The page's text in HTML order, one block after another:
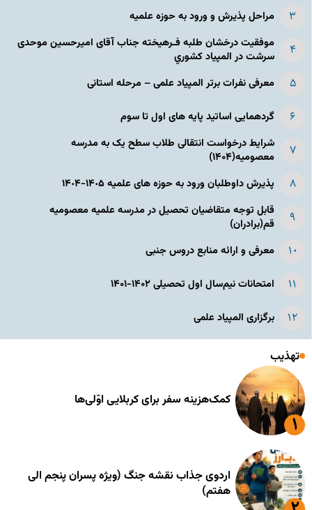
مراحل پذیرش و ورود به حوزه علمیه
موفقیت درخشان طلبه فـرهیخته جناب آقای امیرحسین موحدی
سرشت در المپياد كشوري
معرفی نفرات برتر المپیاد علمی – مرحله استانی
گردهمایی اساتید پایه های اول تا سوم
شرایط درخواست انتقالی طلاب سطح یک به مدرسه
معصومیه(۱۴۰۴)
پذیرش داوطلبان ورود به حوزه های علمیه ١۴٠۵-١۴٠۴
قابل توجه متقاضیان تحصیل در مدرسه علمیه معصومیه
قم(برادران)
معرفی و ارائه منابع دروس جنبی
امتحانات نیم‌سال اول تحصیلی ۱۴۰۲-۱۴۰۱
برگزاری المپیاد علمی
تهذیب
کمک‌هزینه سفر برای کربلایی اوّلی‌ها
اردوی جذاب نقشه جنگ (ویژه پسران پنجم الی
هفتم)